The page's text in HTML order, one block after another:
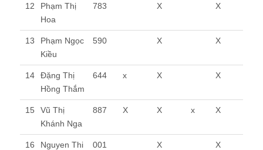
12
Phạm Thị
Hoa
783 X X
13
Phạm Ngọc
Kiều
590 X X
14
Đặng Thị
Hồng Thắm
644 x X X
15
Vũ Thị
Khánh Nga
887 X X x X
16
Nguyen Thi
001 X X